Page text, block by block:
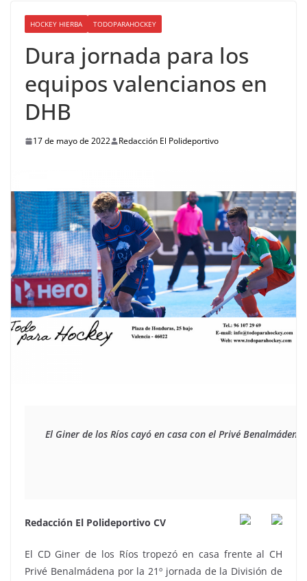
HOCKEY HIERBA TODOPARAHOCKEY
Dura jornada para los
equipos valencianos en
DHB
17 de mayo de 2022 Redacción El Polideportivo
El Giner de los Ríos cayó en casa con el Privé
Redacción El Polideportivo CV
El CD Giner de los Ríos tropezó en casa frente al CH
Privé Benalmádena por la 21º jornada de la División de